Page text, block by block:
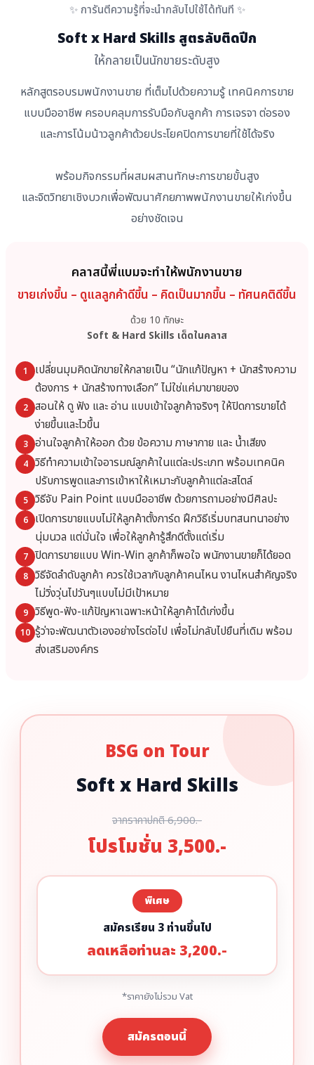
✨ การันตีความรู้ที่จะนำกลับไปใช้ได้ทันที ✨
Soft x Hard Skills สูตรลับติดปีก
ให้กลายเป็นนักขายระดับสูง
หลักสูตรอบรมพนักงานขาย ที่เต็มไปด้วยความรู้ เทคนิคการขาย
แบบมืออาชีพ ครอบคลุมการรับมือกับลูกค้า การเจรจา ต่อรอง
และการโน้มน้าวลูกค้าด้วยประโยคปิดการขายที่ใช้ได้จริง
พร้อมกิจกรรมที่ผสมผสานทักษะการขายขั้นสูง
และจิตวิทยาเชิงบวกเพื่อพัฒนาศักยภาพพนักงานขายให้เก่งขึ้น
อย่างชัดเจน
คลาสนี้พี่แบมจะทำให้พนักงานขาย
ขายเก่งขึ้น – ดูแลลูกค้าดีขึ้น – คิดเป็นมากขึ้น – ทัศนคติดีขึ้น
ด้วย 10 ทักษะ
Soft & Hard Skills เด็ดในคลาส
1
เปลี่ยนมุมคิดนักขายให้กลายเป็น “นักแก้ปัญหา + นักสร้างความ
ต้องการ + นักสร้างทางเลือก” ไม่ใช่แค่มาขายของ
2 สอนให้ ดู ฟัง และ อ่าน แบบเข้าใจลูกค้าจริงๆ ให้ปิดการขายได้
ง่ายขึ้นและไวขึ้น
3 อ่านใจลูกค้าให้ออก ด้วย ข้อความ ภาษากาย และ น้ำเสียง
4 วิธีทำความเข้าใจอารมณ์ลูกค้าในแต่ละประเภท พร้อมเทคนิค
ปรับการพูดและการเข้าหาให้เหมาะกับลูกค้าแต่ละสไตล์
5 วิธีจับ Pain Point แบบมืออาชีพ ด้วยการถามอย่างมีศิลปะ
6
เปิดการขายแบบไม่ให้ลูกค้าตั้งการ์ด ฝึกวิธีเริ่มบทสนทนาอย่าง
นุ่มนวล แต่มั่นใจ เพื่อให้ลูกค้ารู้สึกดีตั้งแต่เริ่ม
7 ปิดการขายแบบ Win-Win ลูกค้าก็พอใจ พนักงานขายก็ได้ยอด
8 วิธีจัดลำดับลูกค้า ควรใช้เวลากับลูกค้าคนไหน งานไหนสำคัญจริง
ไม่วิ่งวุ่นไปวันๆแบบไม่มีเป้าหมาย
9 วิธีพูด-ฟัง-แก้ปัญหาเฉพาะหน้าให้ลูกค้าได้เก่งขึ้น
10 รู้ว่าจะพัฒนาตัวเองอย่างไรต่อไป เพื่อไม่กลับไปยืนที่เดิม พร้อม
ส่งเสริมองค์กร
BSG on Tour
Soft x Hard Skills
จากราคาปกติ 6,900.-
โปรโมชั่น 3,500.-
พิเศษ
สมัครเรียน 3 ท่านขึ้นไป
ลดเหลือท่านละ 3,200.-
*ราคายังไม่รวม Vat
สมัครตอนนี้